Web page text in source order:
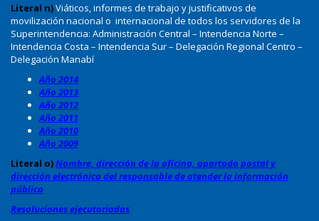
Literal n)Viáticos, informes de trabajo y justificativos de
movilización nacional o internacional de todos los servidores de la
Superintendencia: Administración Central – Intendencia Norte –
Intendencia Costa – Intendencia Sur – Delegación Regional Centro –
Delegación Manabí
Año 2014
Año 2013
Año 2012
Año 2011
Año 2010
Año 2009
Literal o)Nombre, dirección de la oficina, apartado postal y
dirección electrónica del responsable de atender la información
pública
Resoluciones ejecutoriadas